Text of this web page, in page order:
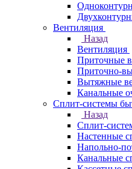
Вентиляция
Назад
Вентиляция
Приточные
Приточно-
Вытяжные
Канальные
Сплит-системы
Назад
Сплит-
Настенные
Напольно-
Канальные